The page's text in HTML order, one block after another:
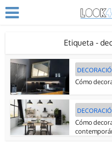
Etiqueta -
Cómo
Cómo